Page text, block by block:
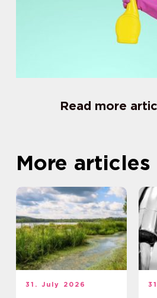
Read more
More articles
31. July 2026